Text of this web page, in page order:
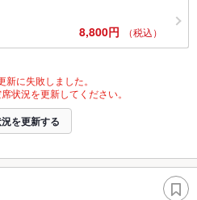
8,800円 （税込）
新に失敗しました。
状況を更新してください。
を更新する